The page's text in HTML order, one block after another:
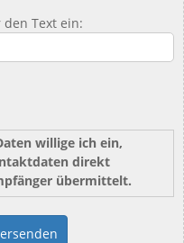
Text ein:
willige ich ein,
direkt
übermittelt.